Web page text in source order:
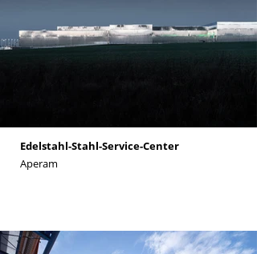
Edelstahl-Stahl-Service-Center
Aperam